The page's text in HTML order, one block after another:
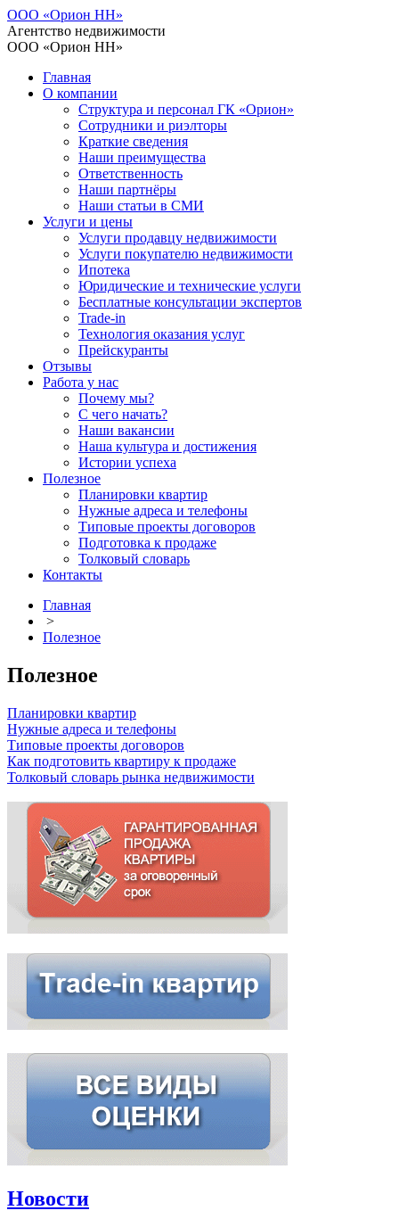
ООО «Орион НН»
Агентство недвижимости
ООО «Орион НН»
Главная
О компании
Структура и персонал ГК «Орион»
Сотрудники и риэлторы
Краткие сведения
Наши преимущества
Ответственность
Наши партнёры
Наши статьи в СМИ
Услуги и цены
Услуги продавцу недвижимости
Услуги покупателю недвижимости
Ипотека
Юридические и технические услуги
Бесплатные консультации экспертов
Trade-in
Технология оказания услуг
Прейскуранты
Отзывы
Работа у нас
Почему мы?
С чего начать?
Наши вакансии
Наша культура и достижения
Истории успеха
Полезное
Планировки квартир
Нужные адреса и телефоны
Типовые проекты договоров
Подготовка к продаже
Толковый словарь
Контакты
Главная
>
Полезное
Полезное
Планировки квартир
Нужные адреса и телефоны
Типовые проекты договоров
Как подготовить квартиру к продаже
Толковый словарь рынка недвижимости
Новости